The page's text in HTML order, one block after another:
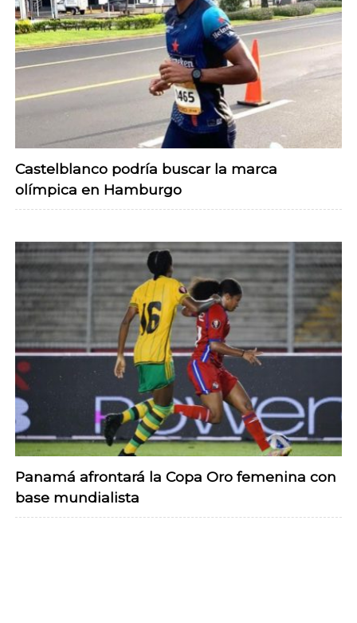
Castelblanco podría buscar la marca
olímpica en Hamburgo
Panamá afrontará la Copa Oro femenina con
base mundialista